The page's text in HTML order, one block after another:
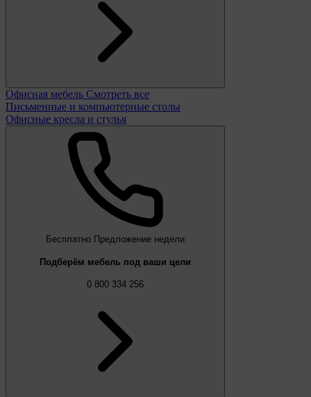
Офисная мебель Смотреть все
Письменные и компьютерные столы
Офисные кресла и стулья
Бесплатно Предложение недели
Подберём мебель под ваши цели
0 800 334 256